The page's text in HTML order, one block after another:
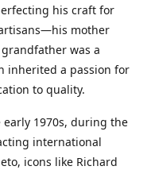
his craft for
mother
was a
inherited a passion for
to quality.
1970s, during the
international
icons like Richard